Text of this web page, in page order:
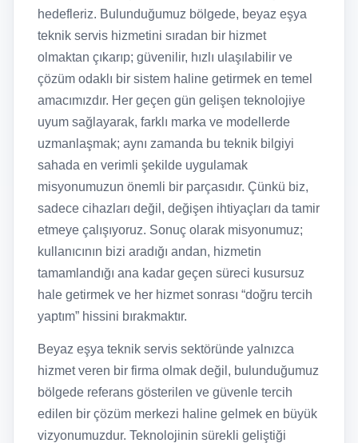
hedefleriz. Bulunduğumuz bölgede, beyaz eşya
teknik servis hizmetini sıradan bir hizmet
olmaktan çıkarıp; güvenilir, hızlı ulaşılabilir ve
çözüm odaklı bir sistem haline getirmek en temel
amacımızdır. Her geçen gün gelişen teknolojiye
uyum sağlayarak, farklı marka ve modellerde
uzmanlaşmak; aynı zamanda bu teknik bilgiyi
sahada en verimli şekilde uygulamak
misyonumuzun önemli bir parçasıdır. Çünkü biz,
sadece cihazları değil, değişen ihtiyaçları da tamir
etmeye çalışıyoruz. Sonuç olarak misyonumuz;
kullanıcının bizi aradığı andan, hizmetin
tamamlandığı ana kadar geçen süreci kusursuz
hale getirmek ve her hizmet sonrası “doğru tercih
yaptım” hissini bırakmaktır.
Beyaz eşya teknik servis sektöründe yalnızca
hizmet veren bir firma olmak değil, bulunduğumuz
bölgede referans gösterilen ve güvenle tercih
edilen bir çözüm merkezi haline gelmek en büyük
vizyonumuzdur. Teknolojinin sürekli geliştiği